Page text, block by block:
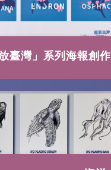
臺灣」系列海報創作